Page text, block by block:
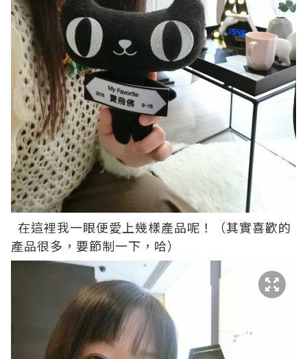
在這裡我一眼便愛上幾樣產品呢！（其實喜歡的
產品很多，要節制一下，哈）